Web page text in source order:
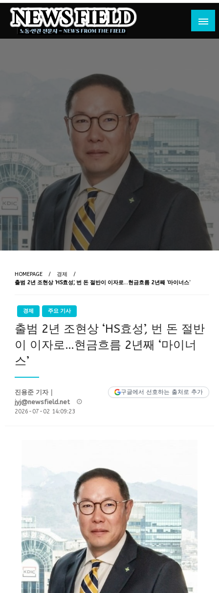
Skip
content
뉴스필드
노동·인권 전문지
HOMEPAGE
경제
출범 2년 조현상 ‘HS효성’, 번 돈 절반이 이자로…현금흐름 2년째 ‘마이너스’
경제 주요 기사
출범 2년 조현상 ‘HS효성’, 번 돈 절반
이 이자로…현금흐름 2년째 ‘마이너
스’
구글에서 선호하는 출처로 추가
진용준 기자｜
jyj@newsfield.net
2026-07-02 14:09:23